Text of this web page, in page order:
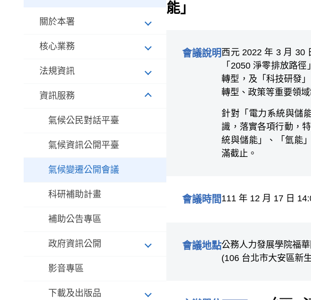
關於本署
核心業務
法規資訊
資訊服務
氣候公民對話平臺
氣候資訊公開平臺
氣候變遷公開會議
科研補助計畫
補助公告專區
政府資訊公開
影音專區
下載及出版品
能」
會議說明 西元 2022 年 3 月 30
「2050 淨零排放路
轉型，及「科技研發
轉型、政策等重要領
針對「電力系統與儲
識，落實各項行動，
統與儲能」、「氫能
滿截止。
會議時間 111 年 12 月 17 日
會議地點公務人力發展學院福
(106 台北市大安區新